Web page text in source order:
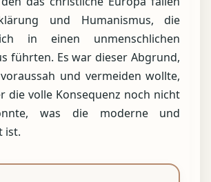
und Humanismus, die
in einen unmenschlichen
führten. Es war dieser Abgrund,
und vermeiden wollte,
die volle Konsequenz noch nicht
was die moderne und
ist.